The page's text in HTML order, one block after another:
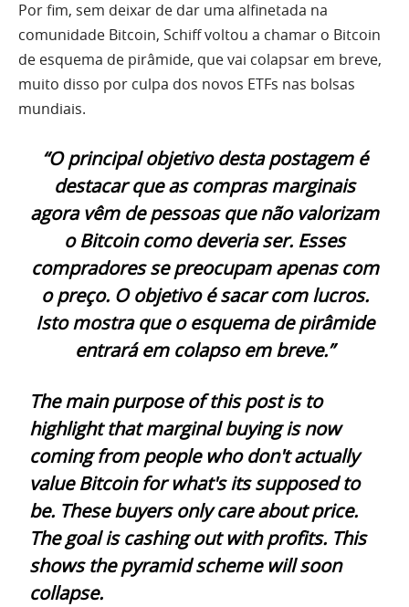
Por fim, sem deixar de dar uma alfinetada na
comunidade Bitcoin, Schiff voltou a chamar o Bitcoin
de esquema de pirâmide, que vai colapsar em breve,
muito disso por culpa dos novos ETFs nas bolsas
mundiais.
“O principal objetivo desta postagem é
destacar que as compras marginais
agora vêm de pessoas que não valorizam
o Bitcoin como deveria ser. Esses
compradores se preocupam apenas com
o preço. O objetivo é sacar com lucros.
Isto mostra que o esquema de pirâmide
entrará em colapso em breve.”
The main purpose of this post is to
highlight that marginal buying is now
coming from people who don't actually
value Bitcoin for what's its supposed to
be. These buyers only care about price.
The goal is cashing out with profits. This
shows the pyramid scheme will soon
collapse.